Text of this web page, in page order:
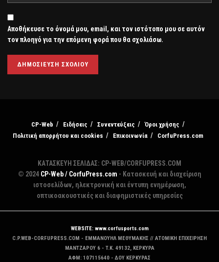
Αποθήκευσε το όνομά μου, email, και τον ιστότοπο μου σε αυτόν
τον πλοηγό για την επόμενη φορά που θα σχολιάσω.
CP-Web Ειδήσεις Συνεντεύξεις
Όροι χρήσης
Πολιτική απορρήτου και cookies
Επικοινωνία CorfuPress.com
ΚΑΤΑΣΚΕΥΗ ΣΕΛΙΔΑΣ: CP-WEB/CORFUPRESS.COM
© 2024 CP-Web / CorfuPress.com - Κατασκευή και διαχείριση
ιστοσελίδων, ηλεκτρονική και έντυπη ενημέρωση,
οπτικοακουστικές και διαφημιστικές υπηρεσίες
WEBSITE: www.corfusports.com
C.P.WEB-CORFUPRESS.COM - ΕΜΜΑΝΟΥΗΛ ΜΕΘΥΜΑΚΗΣ // ΑΤΟΜΙΚΗ ΕΠΙΧΕΙΡΗΣΗ
MANTZAΡΟΥ 6 - T.K. 49132, ΚΕΡΚΥΡΑ
ΑΦΜ: 107115640 - ΔΟΥ ΚΕΡΚΥΡΑΣ